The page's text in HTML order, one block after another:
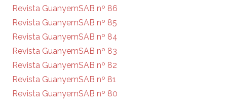
Revista GuanyemSAB nº 86
Revista GuanyemSAB nº 85
Revista GuanyemSAB nº 84
Revista GuanyemSAB nº 83
Revista GuanyemSAB nº 82
Revista GuanyemSAB nº 81
Revista GuanyemSAB nº 80